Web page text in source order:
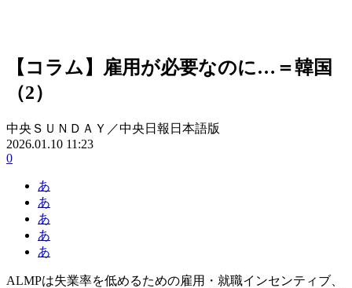
【コラム】雇用が必要なのに…＝韓国
（2）
中央ＳＵＮＤＡＹ／中央日報日本語版
2026.01.10 11:23
0
あ
あ
あ
あ
あ
ALMPは失業率を低めるための雇用・就職インセンティブ、